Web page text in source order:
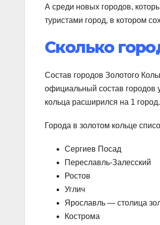
А среди новых городов,
туристами город, в котором
Сколько
Состав городов Золотого
официальный состав городов
кольца расширился на 1
Города в золотом кольце
Сергиев Посад
Переславль-Залесский
Ростов
Углич
Ярославль — столица
Кострома